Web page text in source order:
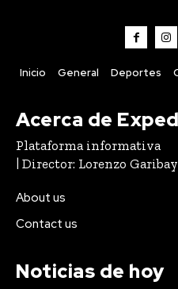
Inicio General Deportes
Acerca de
Plataforma informativa
| Director: Lorenzo Garibay
About us
Contact us
Noticias de hoy